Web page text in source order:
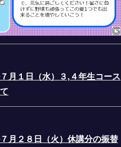
月１日（水）３,４年生コース
月２８日（火）休講分の振替